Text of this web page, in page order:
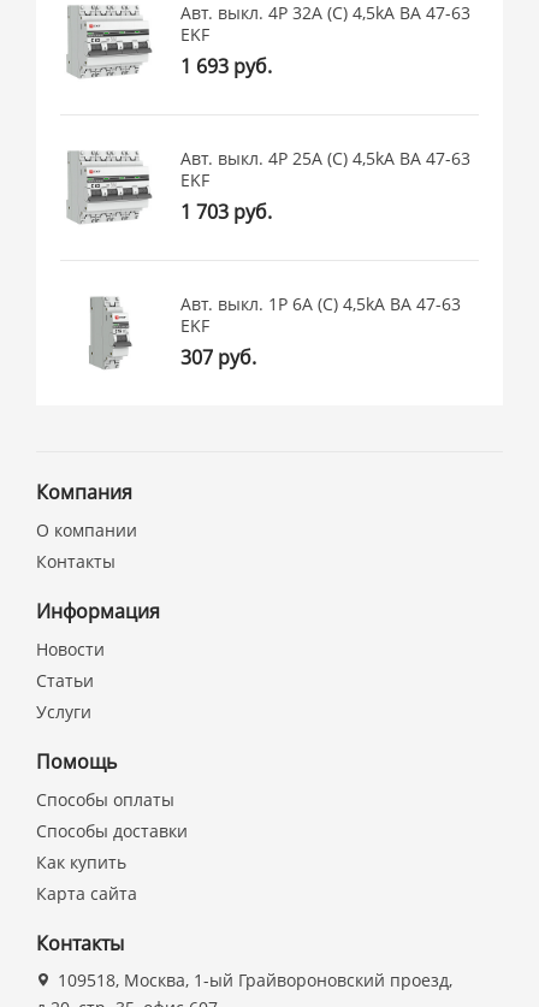
Авт. выкл. 4P 32А (C) 4,5kA ВА 47-63
EKF
1 693 руб.
Авт. выкл. 4P 25А (C) 4,5kA ВА 47-63
EKF
1 703 руб.
Авт. выкл. 1P 6А (C) 4,5kA ВА 47-63
EKF
307 руб.
Компания
О компании
Контакты
Информация
Новости
Статьи
Услуги
Помощь
Способы оплаты
Способы доставки
Как купить
Карта сайта
Контакты
109518, Москва, 1-ый Грайвороновский проезд,